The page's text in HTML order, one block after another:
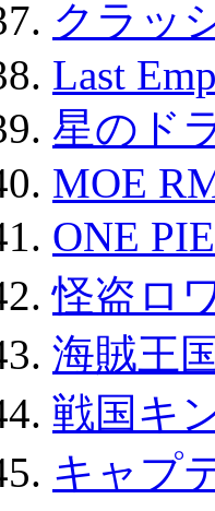
クラッ
Last
星のド
MOE
ONE
怪盗ロ
海賊王
戦国キ
キャプ